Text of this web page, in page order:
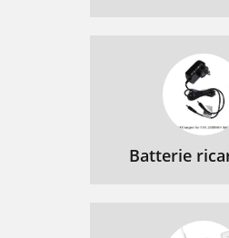
Batterie